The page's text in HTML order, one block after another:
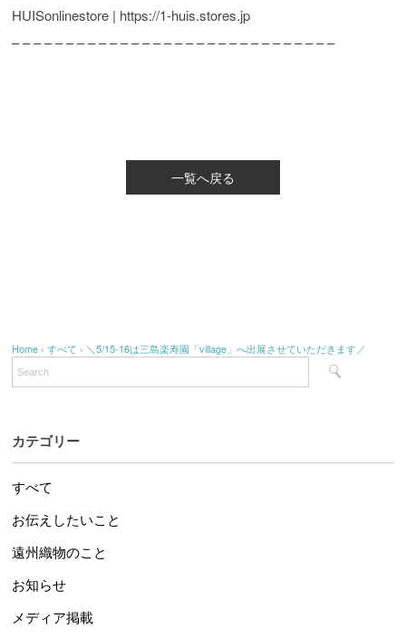
HUISonlinestore | https://1-huis.stores.jp
– – – – – – – – – – – – – – – – – – – – – – – – – – – – – –
一覧へ戻る
Home ›すべて › ＼5/15-16は三島楽寿園「village」へ出展させていただきます／
カテゴリー
すべて
お伝えしたいこと
遠州織物のこと
お知らせ
メディア掲載